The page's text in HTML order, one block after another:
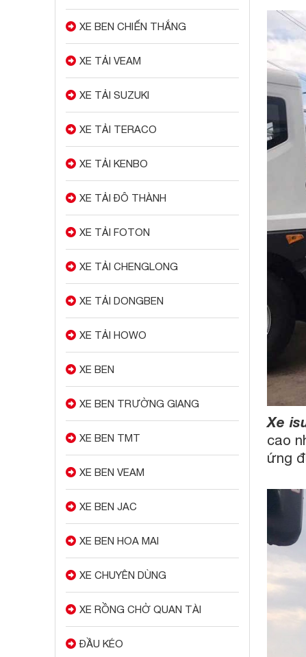
XE BEN CHIẾN THẮNG
XE TẢI VEAM
XE TẢI SUZUKI
XE TẢI TERACO
XE TẢI KENBO
XE TẢI ĐÔ THÀNH
XE TẢI FOTON
XE TẢI CHENGLONG
XE TẢI DONGBEN
XE TẢI HOWO
XE BEN
XE BEN TRƯỜNG GIANG
XE BEN TMT
XE BEN VEAM
XE BEN JAC
XE BEN HOA MAI
XE CHUYÊN DÙNG
XE RỒNG CHỞ QUAN TÀI
ĐẦU KÉO
Xe
cao
ứng